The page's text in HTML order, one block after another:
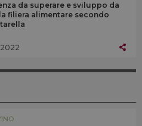
da superare e sviluppo da
filiera alimentare secondo